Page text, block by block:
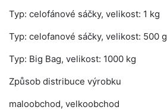
Typ: celofánové sáčky, velikost: 1 kg
Typ: celofanové sáčky, velikost: 500 g
Typ: Big Bag, velikost: 1000 kg
Způsob distribuce výrobku
maloobchod, velkoobchod